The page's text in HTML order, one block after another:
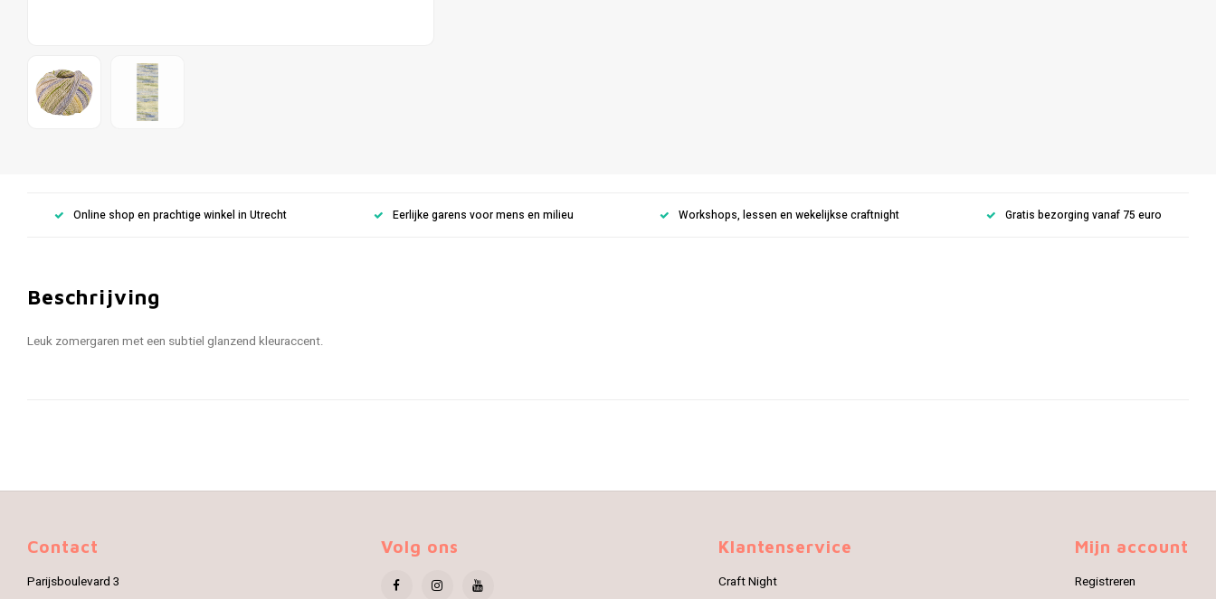
Online shop en prachtige winkel in Utrecht Eerlijke garens voor mens en milieu Workshops, lessen en wekelijkse craftnight Gratis bezorging vanaf 75 euro
Beschrijving
Leuk zomergaren met een subtiel glanzend kleuraccent.
Contact
Parijsboulevard 3
Volg ons Klantenservice
Craft Night
Mijn account
Registreren